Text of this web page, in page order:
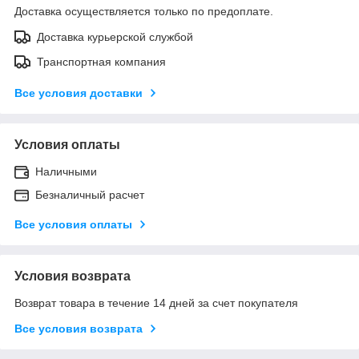
Доставка осуществляется только по предоплате.
Доставка курьерской службой
Транспортная компания
Все условия доставки
Условия оплаты
Наличными
Безналичный расчет
Все условия оплаты
Условия возврата
Возврат товара в течение 14 дней за счет покупателя
Все условия возврата